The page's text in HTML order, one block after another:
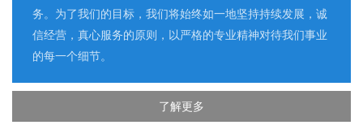
务。为了我们的目标，我们将始终如一地坚持持续发展，诚
信经营，真心服务的原则，以严格的专业精神对待我们事业
的每一个细节。
了解更多